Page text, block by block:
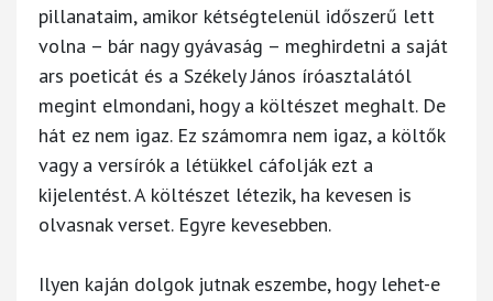
pillanataim, amikor kétségtelenül időszerű lett
volna – bár nagy gyávaság – meghirdetni a saját
ars poeticát és a Székely János íróasztalától
megint elmondani, hogy a költészet meghalt. De
hát ez nem igaz. Ez számomra nem igaz, a költők
vagy a versírók a létükkel cáfolják ezt a
kijelentést. A költészet létezik, ha kevesen is
olvasnak verset. Egyre kevesebben.
Ilyen kaján dolgok jutnak eszembe, hogy lehet-e